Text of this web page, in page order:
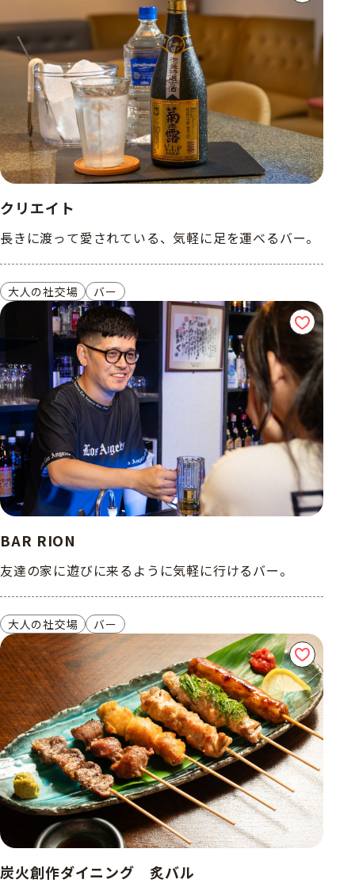
クリエイト
長きに渡って愛されている、気軽に足を運べるバー。
大人の社交場 バー
BAR RION
友達の家に遊びに来るように気軽に行けるバー。
大人の社交場 バー
炭火創作ダイニング 炙バル